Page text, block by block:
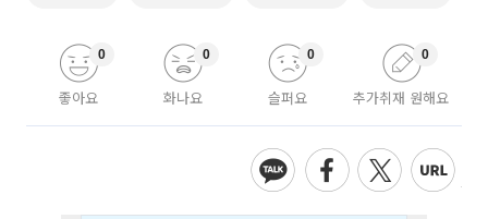
좋아요
0
화나요
0
슬퍼요
0
추가취재 원해요
0